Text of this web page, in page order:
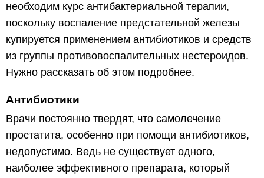
необходим курс антибактериальной терапии,
поскольку воспаление предстательной железы
купируется применением антибиотиков и средств
из группы противовоспалительных нестероидов.
Нужно рассказать об этом подробнее.
Антибиотики
Врачи постоянно твердят, что самолечение
простатита, особенно при помощи антибиотиков,
недопустимо. Ведь не существует одного,
наиболее эффективного препарата, который